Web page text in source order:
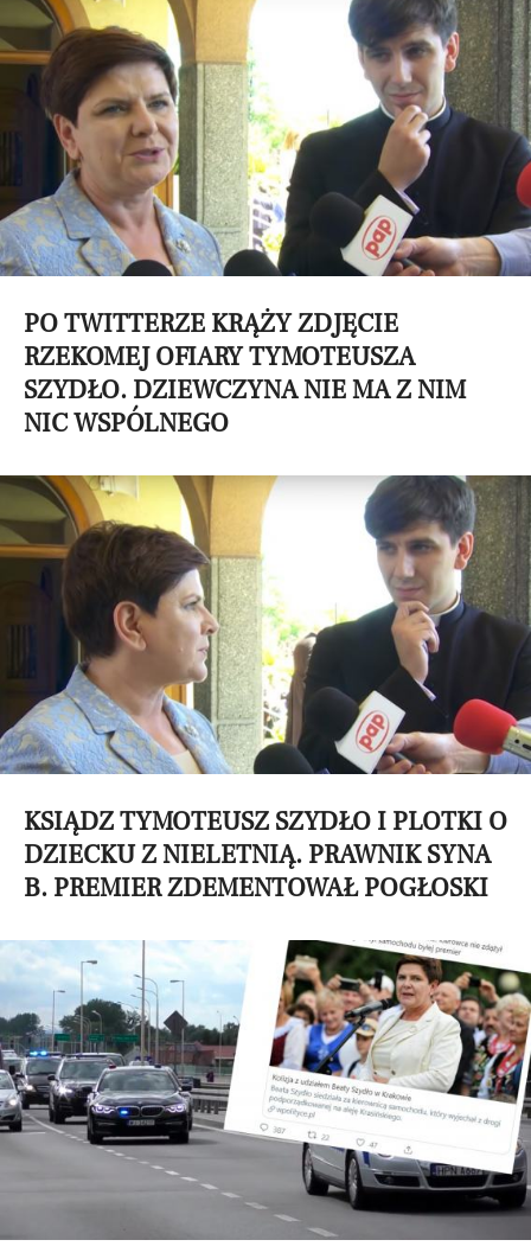
PO TWITTERZE KRĄŻY ZDJĘCIE
RZEKOMEJ OFIARY TYMOTEUSZA
SZYDŁO. DZIEWCZYNA NIE MA Z NIM
NIC WSPÓLNEGO
KSIĄDZ TYMOTEUSZ SZYDŁO I PLOTKI O
DZIECKU Z NIELETNIĄ. PRAWNIK SYNA
B. PREMIER ZDEMENTOWAŁ POGŁOSKI